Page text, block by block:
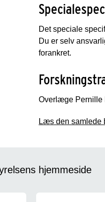
Det speciale
Du er selv
forankret.
Overlæge Pernille
Læs den samlede
hjemmeside